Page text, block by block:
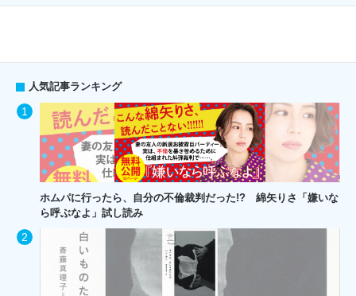
人気記事ランキング
ホムパに行ったら、自分の不倫裁判だった!? 綿矢りさ「嫌いな
ら呼ぶなよ」試し読み